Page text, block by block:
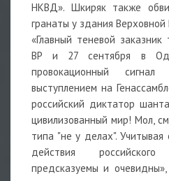
НКВД». Шкиряк также
гранаты у здания Верховной
«Главный теневой
ВР и 27 сентября в
провокационный
выступлением на
российский диктатор
цивилизованный мир! Мол,
типа "не у делах".
действия
предсказуемы и